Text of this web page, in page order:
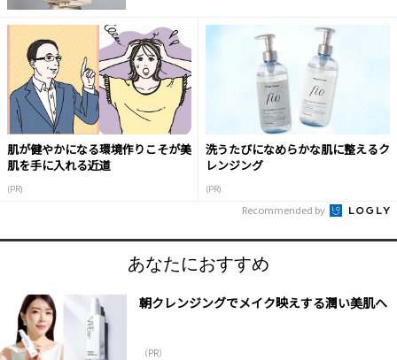
肌が健やかになる環境作りこそが美
肌を手に入れる近道
(PR)
洗うたびになめらかな肌に整えるク
レンジング
(PR)
Recommended by
あなたにおすすめ
朝クレンジングでメイク映えする潤い美肌へ
（PR）